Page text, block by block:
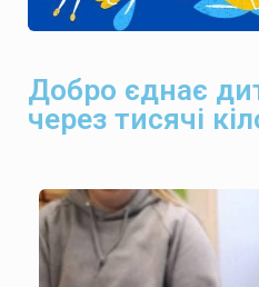
Добро єднає
через тисячі